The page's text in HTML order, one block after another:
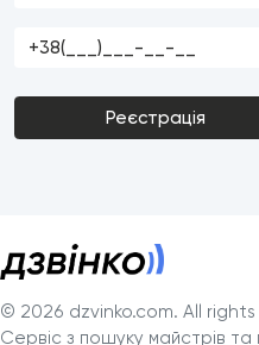
Реєстрація
© 2026 dzvinko.com. All
Сервіс з пошуку майстрів та